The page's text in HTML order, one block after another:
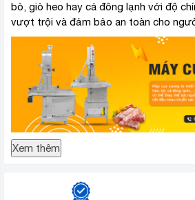
bò, giò heo hay cá đông lạnh với độ
vượt trội và đảm bảo an toàn cho
Xem thêm